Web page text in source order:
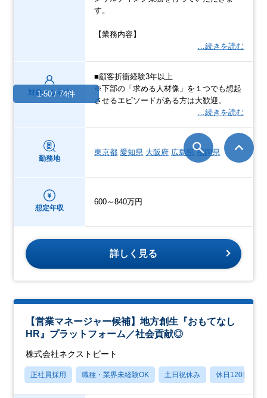
す。
【業務内容】
…続きを読む
対象となる方
■顧客折衝経験3年以上
※下部の「求める人材像」を１つでも想起
させるエピソードがある方は大歓迎。
…続きを読む
勤務地
東京都 愛知県 大阪府 広島県 福岡県
想定年収
600～840万円
詳しく見る
【営業マネージャー候補】地方創生『おもてなし
HR』プラットフォーム／社会貢献◎
株式会社ネクストビート
正社員採用 職種・業界未経験OK 土日祝休み 休日120日以上
1-50 / 74件